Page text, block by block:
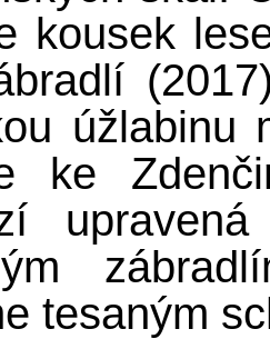
kousek
úžlabinu
ke
tesaným